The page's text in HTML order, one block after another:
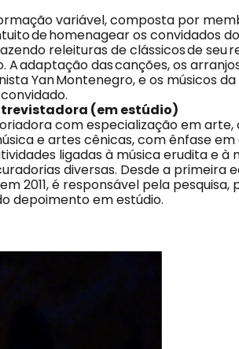
variável, composta por
de homenagear os convidados
releituras de clássicos de seu
A adaptação das canções, os
Yan Montenegro, e os músicos
(em estúdio)
com especialização em
e artes cênicas, com ênfase
ligadas à música erudita e à
diversas. Desde a primeira
2011, é responsável pela
depoimento em estúdio.